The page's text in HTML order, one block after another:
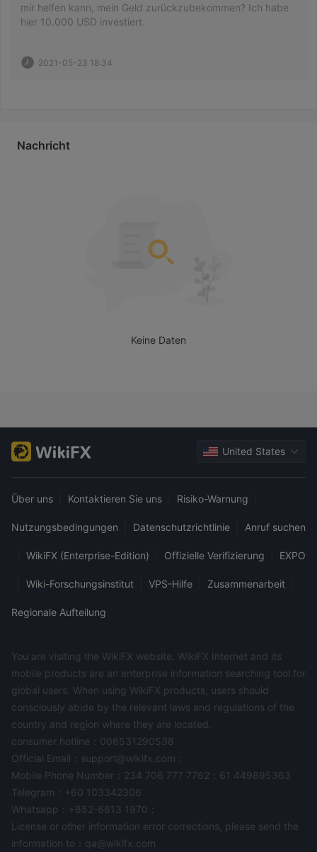
mir helfen kann, mein Geld zurückzubekommen? Ich habe
2021-05-23 18:34
Nachricht
Keine Daten
United States
Über uns Kontaktieren Sie uns Risiko-Warnung
Nutzungsbedingungen Datenschutzrichtlinie Anruf suchen
WikiFX (Enterprise-Edition) Offizielle Verifizierung EXPO
Wiki-Forschungsinstitut VPS-Hilfe Zusammenarbeit
Regionale Aufteilung
You are visiting the WikiFX website. WikiFX Internet and its
mobile products are an enterprise information searching tool for
global users. When using WikiFX products, users should
consciously abide by the relevant laws and regulations of the
country and region where they are located.
consumer hotline：006531290538
Official Email：support@wikifx.com；
Mobile Phone Number：234 706 777 7762；61 449895363
Telegram：+60 103342306
Whatsapp：+852-6613 1970；
License or other information error corrections, please send the
information to：qa@wikifx.com